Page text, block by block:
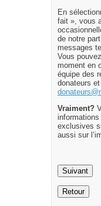
En
fait », vous
de notre
messages
Vous
moment en
équipe des
donateurs
Vraiment?
exclusives
aussi sur
Suivant
Retour